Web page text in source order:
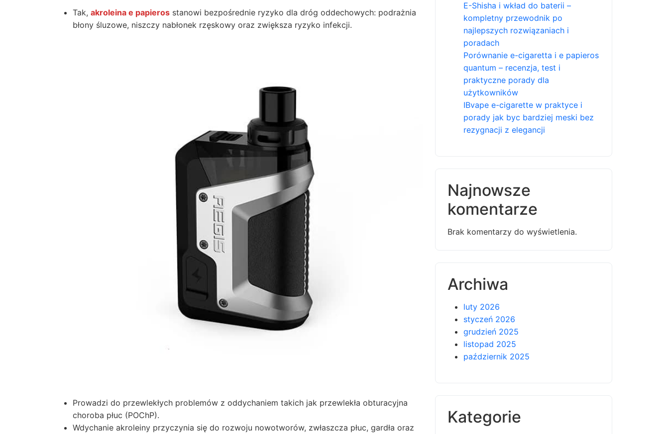
Tak, akroleina e papieros stanowi bezpośrednie ryzyko dla dróg oddechowych: podrażnia
błony śluzowe, niszczy nabłonek rzęskowy oraz zwiększa ryzyko infekcji.
Prowadzi do przewlekłych problemów z oddychaniem takich jak przewlekła obturacyjna
choroba płuc (POChP).
Wdychanie akroleiny przyczynia się do rozwoju nowotworów, zwłaszcza płuc, gardła oraz
E-Shisha i wkład do baterii –
kompletny przewodnik po
najlepszych rozwiązaniach i
poradach
Porównanie e-cigaretta i e papieros
quantum – recenzja, test i
praktyczne porady dla
użytkowników
IBvape e-cigarette w praktyce i
porady jak byc bardziej meski bez
rezygnacji z elegancji
Najnowsze
komentarze
Brak komentarzy do wyświetlenia.
Archiwa
luty 2026
styczeń 2026
grudzień 2025
listopad 2025
październik 2025
Kategorie